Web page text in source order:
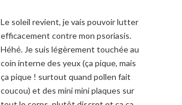
Le soleil revient, je vais pouvoir lutter
efficacement contre mon psoriasis.
Héhé. Je suis légèrement touchée au
coin interne des yeux (ça pique, mais
ça pique ! surtout quand pollen fait
coucou) et des mini mini plaques sur